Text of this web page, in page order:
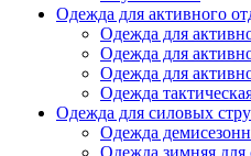
Одежда для активного
Одежда для
Одежда для
Одежда для
Одежда
Одежда для силовых
Одежда
Одежда зимняя для